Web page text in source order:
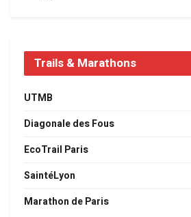
Trails & Marathons
UTMB
Diagonale des Fous
EcoTrail Paris
SaintéLyon
Marathon de Paris